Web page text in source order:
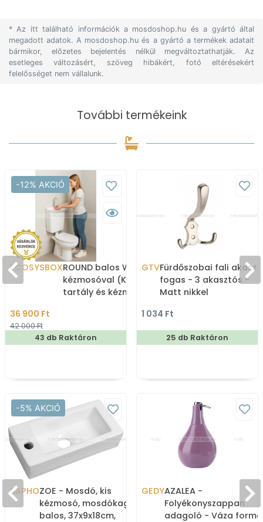
* Az itt található információk a mosdoshop.hu és a gyártó által
megadott adatok. A mosdoshop.hu és a gyártó a termékek adatait
bármikor, előzetes bejelentés nélkül megváltoztathatják. Az
esetleges változásért, szöveg hibákért, fotó eltérésekért
felelősséget nem vállalunk.
További termékeink
-12% AKCIÓ
ECOSYSBOXROUND balos WC tartály
kézmosóval (Kombi WC
tartály és kézmosó)
36 900 Ft
42 000 Ft
43 db Raktáron
GTVFürdőszobai fali
fogas - 3 akasztós -
Matt nikkel
1 034 Ft
25 db Raktáron
-5% AKCIÓ
SAPHOZOE - Mosdó, kis
kézmosó, mosdókagyló,
balos, 37x9x18cm,
GEDYAZALEA -
Folyékonyszappan
adagoló - Váza